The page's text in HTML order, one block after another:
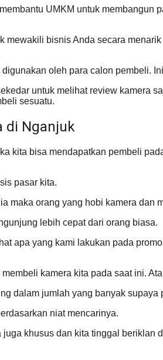
UMKM untuk
mewakili bisnis Anda secara
oleh para calon pembeli.
untuk melihat review kamera
sesuatu.
di Nganjuk
kita bisa mendapatkan pembeli
pasar kita.
maka orang yang hobi kamera dan
lebih cepat dari orang biasa.
apa yang kami lakukan pada
kamera kita pada saat ini.
dalam jumlah yang banyak supaya
niat mencarinya.
khusus dan kita tinggal beriklan